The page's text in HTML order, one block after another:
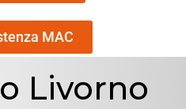
MAC
Livorno